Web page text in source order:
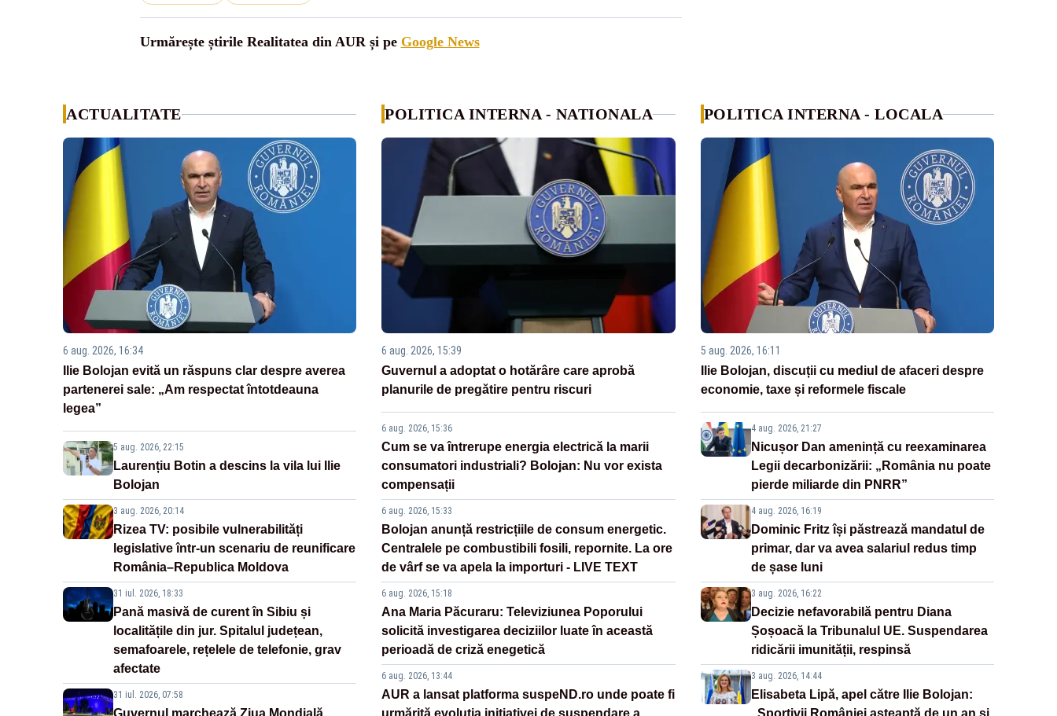
Urmărește știrile Realitatea din AUR și pe Google News
ACTUALITATE
6 aug. 2026, 16:34
Ilie Bolojan evită un răspuns clar despre averea
partenerei sale: „Am respectat întotdeauna
legea”
5 aug. 2026, 22:15
Laurențiu Botin a descins la vila lui Ilie
Bolojan
3 aug. 2026, 20:14
Rizea TV: posibile vulnerabilități
legislative într-un scenariu de reunificare
România–Republica Moldova
31 iul. 2026, 18:33
Pană masivă de curent în Sibiu și
localitățile din jur. Spitalul județean,
semafoarele, rețelele de telefonie, grav
afectate
31 iul. 2026, 07:58
POLITICA INTERNA - NATIONALA
6 aug. 2026, 15:39
Guvernul a adoptat o hotărâre care aprobă
planurile de pregătire pentru riscuri
6 aug. 2026, 15:36
Cum se va întrerupe energia electrică la marii
consumatori industriali? Bolojan: Nu vor exista
compensații
6 aug. 2026, 15:33
Bolojan anunță restricțiile de consum energetic.
Centralele pe combustibili fosili, repornite. La ore
de vârf se va apela la importuri - LIVE TEXT
6 aug. 2026, 15:18
Ana Maria Păcuraru: Televiziunea Poporului
solicită investigarea deciziilor luate în această
perioadă de criză enegetică
6 aug. 2026, 13:44
AUR a lansat platforma suspeND.ro unde poate fi
POLITICA INTERNA - LOCALA
5 aug. 2026, 16:11
Ilie Bolojan, discuții cu mediul de afaceri despre
economie, taxe și reformele fiscale
4 aug. 2026, 21:27
Nicușor Dan amenință cu reexaminarea
Legii decarbonizării: „România nu poate
pierde miliarde din PNRR”
4 aug. 2026, 16:19
Dominic Fritz își păstrează mandatul de
primar, dar va avea salariul redus timp
de șase luni
3 aug. 2026, 16:22
Decizie nefavorabilă pentru Diana
Șoșoacă la Tribunalul UE. Suspendarea
ridicării imunității, respinsă
3 aug. 2026, 14:44
Elisabeta Lipă, apel către Ilie Bolojan: